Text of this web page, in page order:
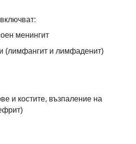
менингит
(лимфангит и лимфаденит)
и костите, възпаление на